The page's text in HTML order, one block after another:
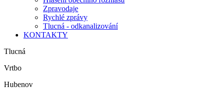
Zpravodaje
Rychlé zprávy
Tlucná - odkanalizování
KONTAKTY
Tlucná
Vrtbo
Hubenov